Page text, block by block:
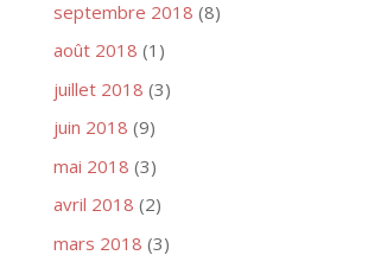
septembre 2018 (8)
août 2018 (1)
juillet 2018 (3)
juin 2018 (9)
mai 2018 (3)
avril 2018 (2)
mars 2018 (3)